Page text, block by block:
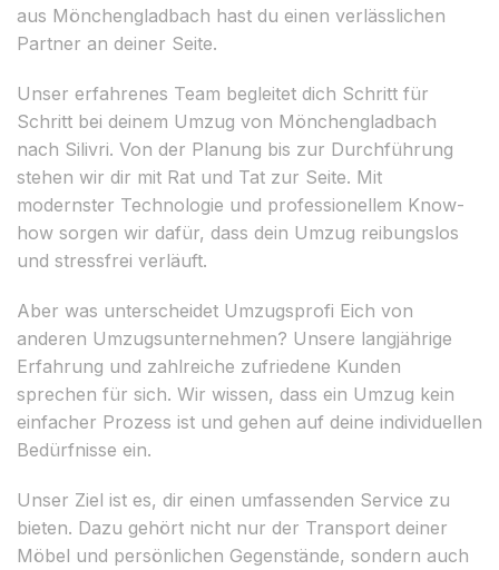
aus Mönchengladbach hast du einen verlässlichen
Partner an deiner Seite.
Unser erfahrenes Team begleitet dich Schritt für
Schritt bei deinem Umzug von Mönchengladbach
nach Silivri. Von der Planung bis zur Durchführung
stehen wir dir mit Rat und Tat zur Seite. Mit
modernster Technologie und professionellem Know-
how sorgen wir dafür, dass dein Umzug reibungslos
und stressfrei verläuft.
Aber was unterscheidet Umzugsprofi Eich von
anderen Umzugsunternehmen? Unsere langjährige
Erfahrung und zahlreiche zufriedene Kunden
sprechen für sich. Wir wissen, dass ein Umzug kein
einfacher Prozess ist und gehen auf deine individuellen
Bedürfnisse ein.
Unser Ziel ist es, dir einen umfassenden Service zu
bieten. Dazu gehört nicht nur der Transport deiner
Möbel und persönlichen Gegenstände, sondern auch